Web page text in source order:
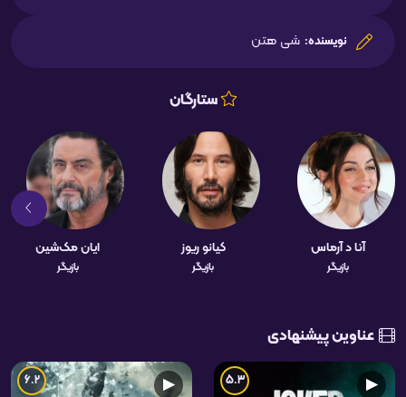
نویسنده: شی هتن
ستارگان
آنا د آرماس
بازیگر
کیانو ریوز
بازیگر
ایان مک‌شین
بازیگر
عناوین پیشنهادی
▶
5.3
▶
6.2